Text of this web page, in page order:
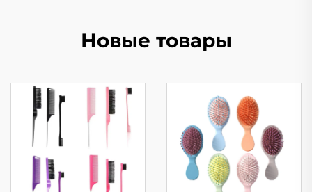
Новые товары